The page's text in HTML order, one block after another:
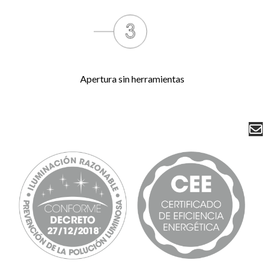
Apertura sin herramientas